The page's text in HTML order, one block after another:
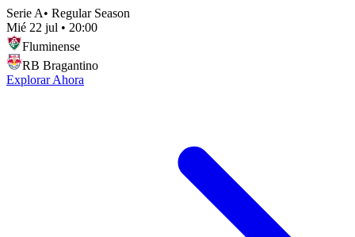
Serie A• Regular Season
Mié 22 jul • 20:00
Fluminense
RB Bragantino
Explorar Ahora